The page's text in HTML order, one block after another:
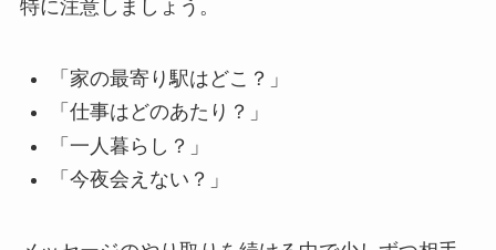
特に注意しましょう。
「家の最寄り駅はどこ？」
「仕事はどのあたり？」
「一人暮らし？」
「今夜会えない？」